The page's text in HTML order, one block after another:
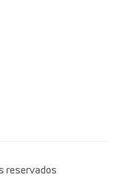
reservados